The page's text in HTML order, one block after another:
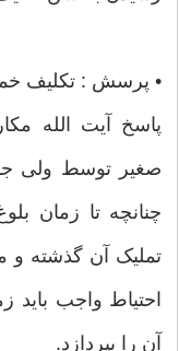
• پرسش : تکلیف
پاسخ آيت الله
صغیر توسط ولی
چنانچه تا زمان
تمليک آن گذشته و
احتياط واجب
آن را بپردازد.